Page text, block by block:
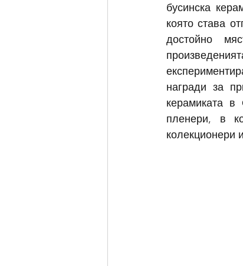
бусинска
която става
достойно
награди за
керамиката
пленери, в
колекционери